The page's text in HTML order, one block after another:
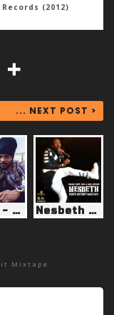
(2012)
... NEXT POST >
Fyakin - The Sangoma Hits Tape (2006-2014) Nesbeth - Taste Victory Mixtape
Mixtape